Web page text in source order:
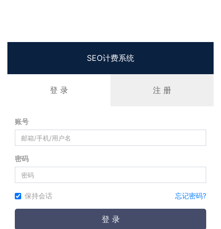
SEO计费系统
登 录 注 册
账号
密码
保持会话 忘记密码?
登 录